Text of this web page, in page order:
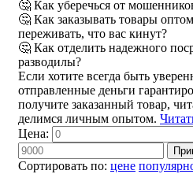
🤔 Как уберечься от
🤔 Как заказывать товары
переживать, что вас кинут?
🤔 Как отделить надежного
разводилы?
Если хотите всегда быть
отправленные деньги
получите заказанный товар,
делимся личным опытом.
Сортировать по: цене
Цена: